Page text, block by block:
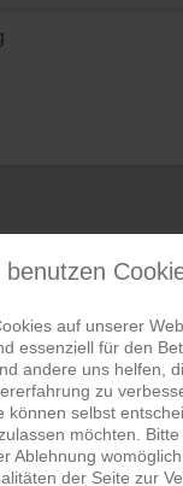
, Fotografie und
144 Google-
benutzen
auf unserer
essenziell für den
andere uns helfen,
zu
können selbst
möchten. Bitte
Ablehnung
der Seite zur